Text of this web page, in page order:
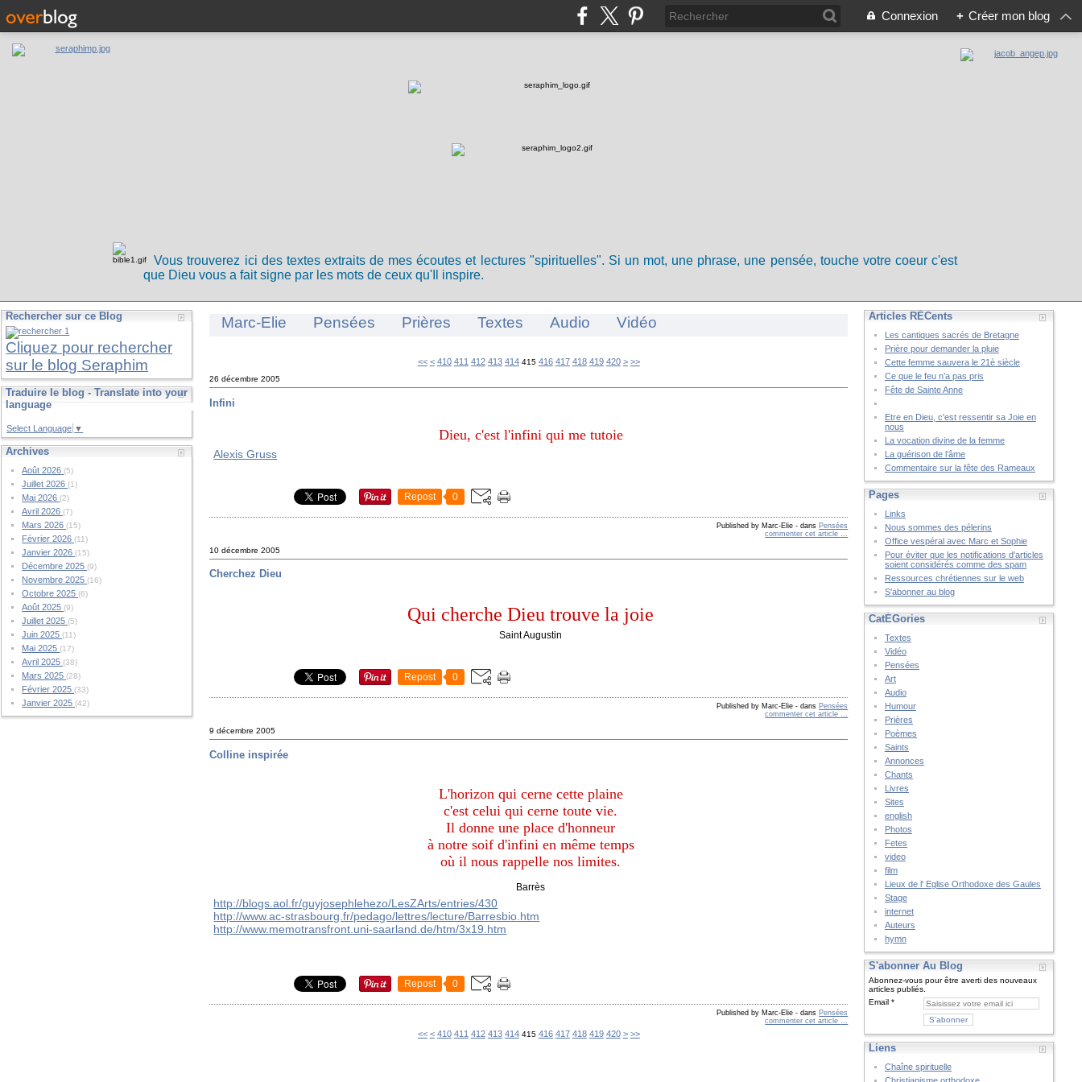
Connexion + Créer mon blog
Vous trouverez ici des textes extraits de mes écoutes et lectures "spirituelles". Si un mot, une phrase, une pensée, touche votre coeur c'est
que Dieu vous a fait signe par les mots de ceux qu'Il inspire.
Rechercher sur ce Blog
Cliquez pour rechercher
sur le blog Seraphim
Traduire le blog - Translate into your
language
Select Language ▼
Archives
Août 2026(5)
Juillet 2026(1)
Mai 2026(2)
Avril 2026(7)
Mars 2026(15)
Février 2026(11)
Janvier 2026(15)
Décembre 2025(9)
Novembre 2025(16)
Octobre 2025(6)
Août 2025(9)
Juillet 2025(5)
Juin 2025(11)
Mai 2025(17)
Avril 2025(38)
Mars 2025(28)
Février 2025(33)
Janvier 2025(42)
Marc-Elie Pensées Prières Textes Audio Vidéo
<< < 400
410 411 412 413 414 415 416 417 418 419 420 > >>
26 décembre 2005
Infini
Dieu, c'est l'infini qui me tutoie
Alexis Gruss
Repost 0
Published by Marc-Elie - dans Pensées
commenter cet article
10 décembre 2005
Cherchez Dieu
Qui cherche Dieu trouve la joie
Saint Augustin
Repost 0
Published by Marc-Elie - dans Pensées
commenter cet article …
9 décembre 2005
Colline inspirée
L'horizon qui cerne cette plaine
c'est celui qui cerne toute vie.
Il donne une place d'honneur
à notre soif d'infini en même temps
où il nous rappelle nos limites.
Barrès
http://blogs.aol.fr/guyjosephlehezo/LesZArts/entries/430
http://www.ac-strasbourg.fr/pedago/lettres/lecture/Barresbio.htm
http://www.memotransfront.uni-saarland.de/htm/3x19.htm
Repost 0
Published by Marc-Elie - dans Pensées
commenter cet article
<< < 400
410 411 412 413 414 415 416 417 418 419 420 > >>
Articles RÉCents
Les cantiques sacrés de Bretagne
Prière pour demander la pluie
Cette femme sauvera le 21è siècle
Ce que le feu n’a pas pris
Fête de Sainte Anne
Etre en Dieu, c'est ressentir sa Joie en
nous
La vocation divine de la femme
La guérison de l’âme
Commentaire sur la fête des Rameaux
Pages
Links
Nous sommes des pélerins
Office vespéral avec Marc et Sophie
Pour éviter que les notifications d'articles
soient considérés comme des spam
Ressources chrétiennes sur le web
S'abonner au blog
CatÉGories
Textes
Vidéo
Pensées
Art
Audio
Humour
Prières
Poèmes
Saints
Annonces
Chants
Livres
Sites
english
Photos
Fetes
video
film
Lieux de l' Eglise Orthodoxe des Gaules
Stage
internet
Auteurs
hymn
S'abonner Au Blog
Abonnez-vous pour être averti des nouveaux
articles publiés.
Email
Liens
Chaîne spirituelle